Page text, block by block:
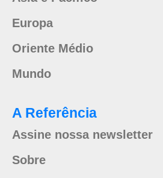
Europa
Oriente Médio
Mundo
A Referência
Assine nossa newsletter
Sobre